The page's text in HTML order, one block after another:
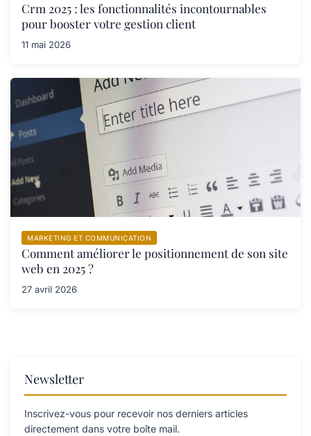
Crm 2025 : les fonctionnalités incontournables
pour booster votre gestion client
11 mai 2026
MARKETING ET COMMUNICATION
Comment améliorer le positionnement de son site
web en 2025 ?
27 avril 2026
Newsletter
Inscrivez-vous pour recevoir nos derniers articles
directement dans votre boîte mail.